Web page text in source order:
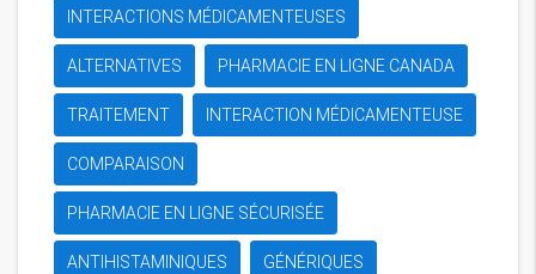
INTERACTIONS MÉDICAMENTEUSES
ALTERNATIVES PHARMACIE EN LIGNE CANADA
TRAITEMENT INTERACTION MÉDICAMENTEUSE
COMPARAISON
PHARMACIE EN LIGNE SÉCURISÉE
ANTIHISTAMINIQUES GÉNÉRIQUES